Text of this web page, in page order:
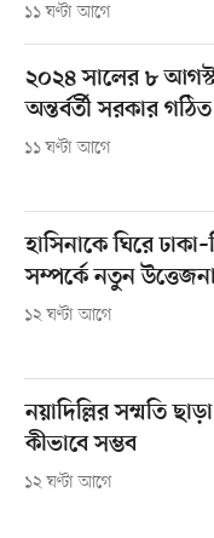
১১ ঘণ্টা আগে
২০২৪ সালের ৮
অন্তর্বর্তী সরকার
১১ ঘণ্টা আগে
হাসিনাকে ঘিরে
সম্পর্কে নতুন
১২ ঘণ্টা আগে
নয়াদিল্লির সম্মতি
কীভাবে সম্ভব
১২ ঘণ্টা আগে